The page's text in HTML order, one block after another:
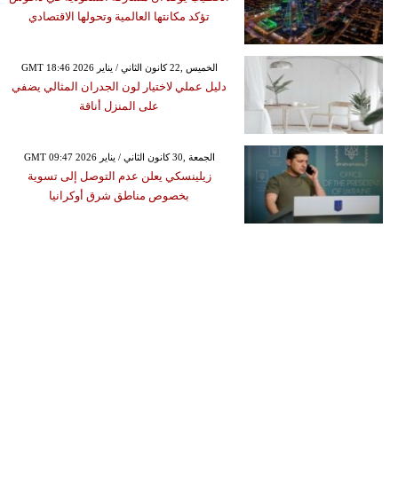
تؤكد مكانتها العالمية وتحولها الاقتصادي
GMT 18:46 2026 الخميس ,22 كانون الثاني / يناير
دليل عملي لاختيار لون الجدران المثالي يضفي
على المنزل أناقة
GMT 09:47 2026 الجمعة ,30 كانون الثاني / يناير
زيلينسكي يعلن عدم التوصل إلى تسوية
بخصوص مناطق شرق أوكرانيا